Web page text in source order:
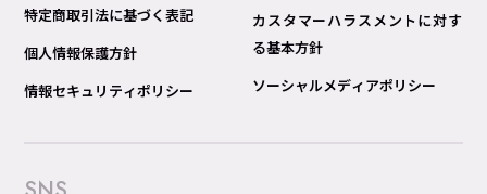
特定商取引法に基づく表記
個人情報保護方針
情報セキュリティポリシー
カスタマーハラスメントに対す
る基本方針
ソーシャルメディアポリシー